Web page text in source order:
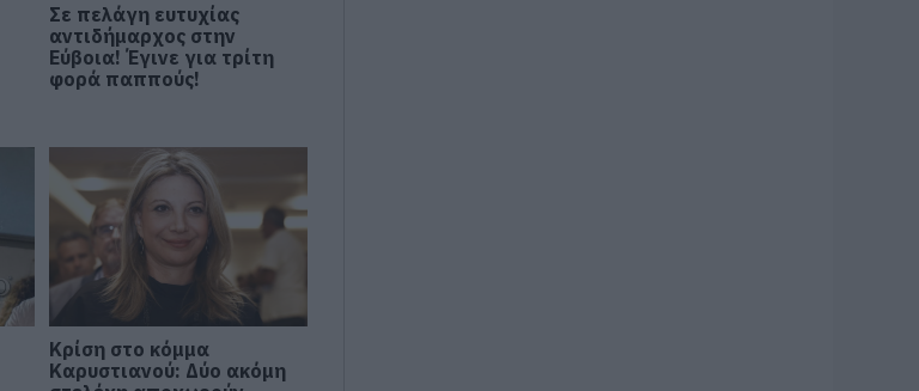
Σε πελάγη ευτυχίας
αντιδήμαρχος στην
Εύβοια! Έγινε για τρίτη
φορά παππούς!
Κρίση στο κόμμα
Καρυστιανού: Δύο ακόμη